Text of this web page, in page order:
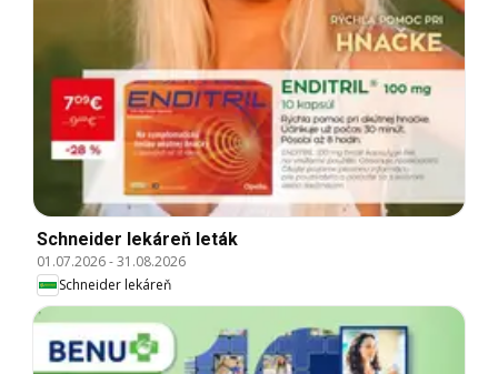
Schneider lekáreň leták
01.07.2026-31.08.2026
Schneider lekáreň